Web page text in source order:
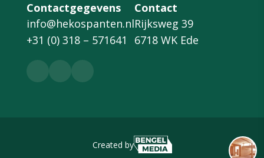
Contactgegevens
info@hekospanten.nl
+31 (0) 318 – 571641
Contact
Rijksweg 39
6718 WK Ede
Created by